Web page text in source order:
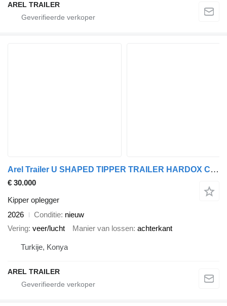
AREL TRAILER
Arel Trailer U SHAPED TIPPER TRAILER HARDOX CUSTOMIZE
€ 30.000
Kipper oplegger
2026
Conditie nieuw
Vering veer/lucht Manier van lossen achterkant
Turkije, Konya
AREL TRAILER